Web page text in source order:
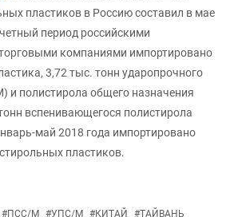
пластиков в Россию составил в мае
период российскими
компаниями импортировано
3,72 тыс. тонн ударопрочного
и полистирола общего назначения
вспенивающегося полистирола
май 2018 года импортировано
пластиков.
#ПСС/М #УПС/М #КИТАЙ #ТАЙВАНЬ